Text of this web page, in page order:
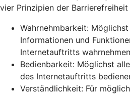
vier Prinzipien der
Wahrnehmbarkeit:
Informationen und
Internetauftritts
Bedienbarkeit: Möglichst
des Internetauftritts
Verständlichkeit: Für